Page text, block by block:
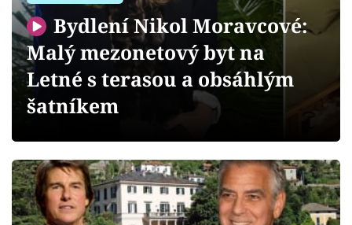
Přihlášení
Sledujte nás
Bydlení Nikol Moravcové:
Malý mezonetový byt na
Letné s terasou a obsáhlým
šatníkem